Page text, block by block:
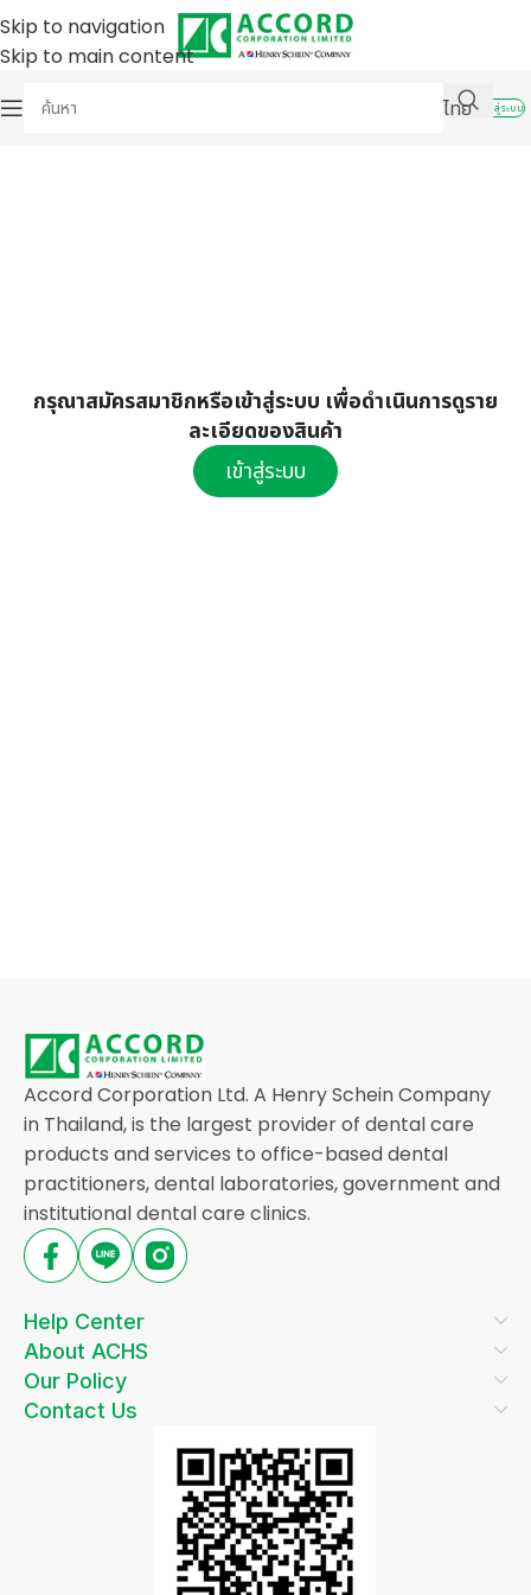
Skip to navigation
Skip to main content
ไทย
เข้าสู่ระบบ
กรุณาสมัครสมาชิกหรือเข้าสู่ระบบ เพื่อดำเนินการดูราย
ละเอียดของสินค้า
เข้าสู่ระบบ
Accord Corporation Ltd. A Henry Schein Company
in Thailand, is the largest provider of dental care
products and services to office-based dental
practitioners, dental laboratories, government and
institutional dental care clinics.
Help Center
About ACHS
Our Policy
Contact Us